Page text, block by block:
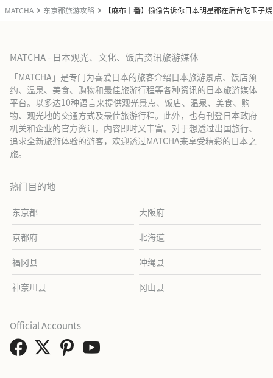
MATCHA 东京都旅游攻略 【麻布十番】偷偷告诉你日本明星都在后台吃玉子
MATCHA - 日本观光、文化、饭店资讯旅游媒体
「MATCHA」是专门为喜爱日本的旅客介绍日本旅游景点、饭店预
约、温泉、美食、购物和最佳旅游行程等各种资讯的日本旅游媒体
平台。以多达10种语言来提供观光景点、饭店、温泉、美食、购
物、观光地的交通方式及最佳旅游行程。此外，也有刊登日本政府
机关和企业的官方资讯，内容即时又丰富。对于想透过出国旅行、
追求全新旅游体验的游客，欢迎透过MATCHA来享受精彩的日本之
旅。
热门目的地
东京都 大阪府
京都府 北海道
福冈县 冲绳县
神奈川县 冈山县
Official Accounts